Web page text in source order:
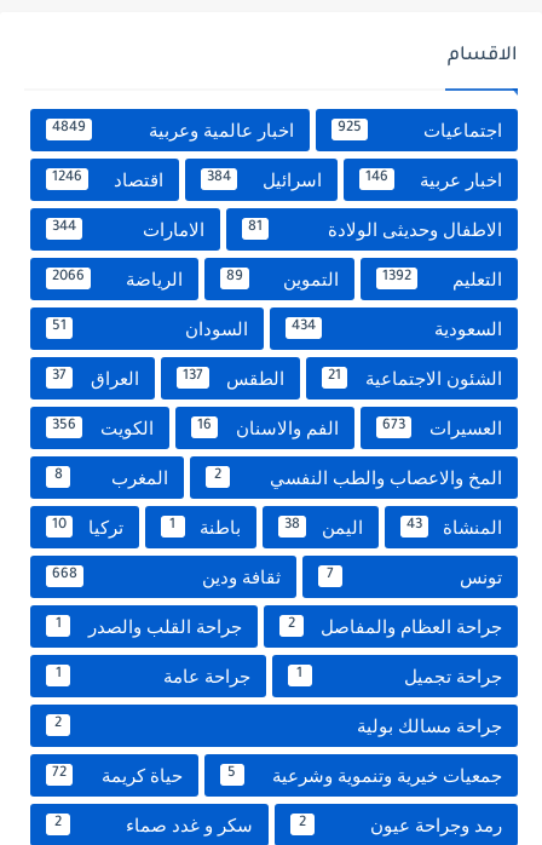
الاقسام
اجتماعيات 925 اخبار عالمية وعربية 4849
اخبار عربية 146 اسرائيل 384 اقتصاد 1246
الاطفال وحديثى الولادة 81 الامارات 344
التعليم 1392 التموين 89 الرياضة 2066
السعودية 434 السودان 51
الشئون الاجتماعية 21 الطقس 137 العراق 37
العسيرات 673 الفم والاسنان 16 الكويت 356
المخ والاعصاب والطب النفسي 2 المغرب 8
المنشاة 43 اليمن 38 باطنة 1 تركيا 10
تونس 7 ثقافة ودين 668
جراحة العظام والمفاصل 2 جراحة القلب والصدر 1
جراحة تجميل 1 جراحة عامة 1
جراحة مسالك بولية 2
جمعيات خيرية وتنموية وشرعية 5 حياة كريمة 72
رمد وجراحة عيون 2 سكر و غدد صماء 2